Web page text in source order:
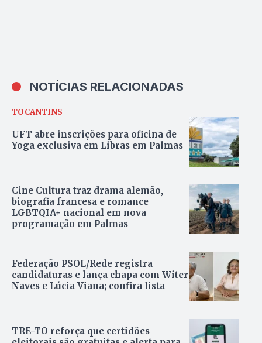
NOTÍCIAS RELACIONADAS
TOCANTINS
UFT abre inscrições para oficina de
Yoga exclusiva em Libras em Palmas
Cine Cultura traz drama alemão,
biografia francesa e romance
LGBTQIA+ nacional em nova
programação em Palmas
Federação PSOL/Rede registra
candidaturas e lança chapa com Witer
Naves e Lúcia Viana; confira lista
TRE-TO reforça que certidões